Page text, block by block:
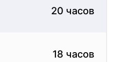
20 часов
18 часов